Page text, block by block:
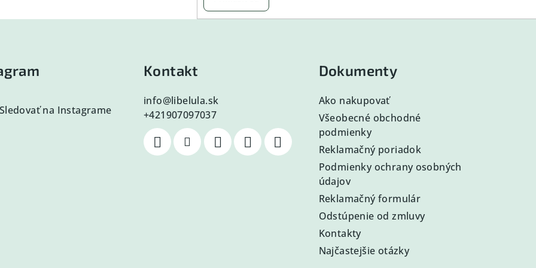
Sledovať na Instagrame
Kontakt
info@libelula.sk
+421907097037
Dokumenty
Ako nakupovať
Všeobecné obchodné
podmienky
Reklamačný poriadok
Podmienky ochrany osobných
údajov
Reklamačný formulár
Odstúpenie od zmluvy
Kontakty
Najčastejšie otázky